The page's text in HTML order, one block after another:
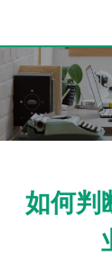
如何判